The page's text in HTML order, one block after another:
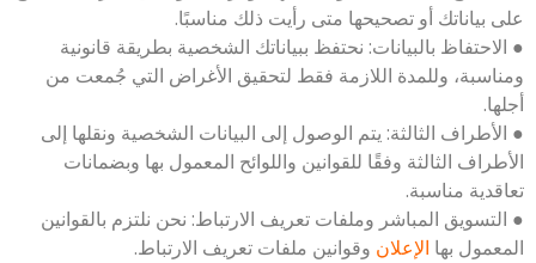
على بياناتك أو تصحيحها متى رأيت ذلك مناسبًا.
● الاحتفاظ بالبيانات: نحتفظ ببياناتك الشخصية بطريقة قانونية
ومناسبة، وللمدة اللازمة فقط لتحقيق الأغراض التي جُمعت من
أجلها.
● الأطراف الثالثة: يتم الوصول إلى البيانات الشخصية ونقلها إلى
الأطراف الثالثة وفقًا للقوانين واللوائح المعمول بها وبضمانات
تعاقدية مناسبة.
● التسويق المباشر وملفات تعريف الارتباط: نحن نلتزم بالقوانين
المعمول بها الإعلان وقوانين ملفات تعريف الارتباط.